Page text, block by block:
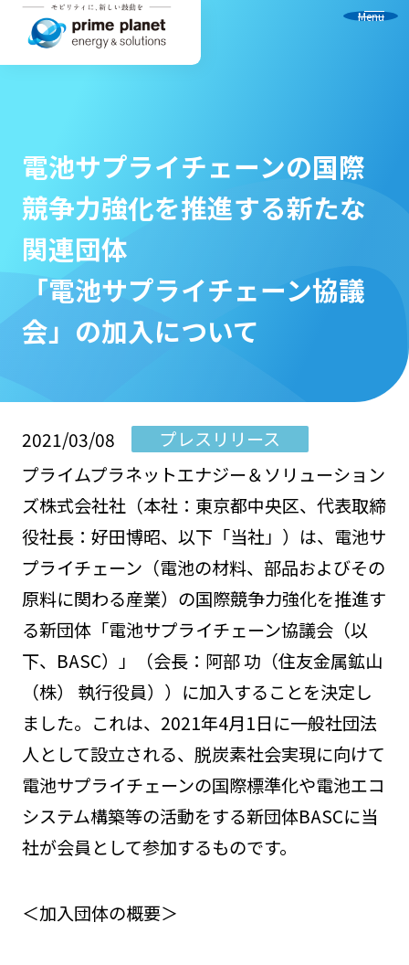
Menu
電池サプライチェーンの国際
競争力強化を推進する新たな
関連団体
「電池サプライチェーン協議
会」の加入について
2021/03/08
プレスリリース
プライムプラネットエナジー＆ソリューション
ズ株式会社社（本社：東京都中央区、代表取締
役社長：好田博昭、以下「当社」）は、電池サ
プライチェーン（電池の材料、部品およびその
原料に関わる産業）の国際競争力強化を推進す
る新団体「電池サプライチェーン協議会（以
下、BASC）」（会長：阿部 功（住友金属鉱山
（株） 執行役員））に加入することを決定し
ました。これは、2021年4月1日に一般社団法
人として設立される、脱炭素社会実現に向けて
電池サプライチェーンの国際標準化や電池エコ
システム構築等の活動をする新団体BASCに当
社が会員として参加するものです。
＜加入団体の概要＞